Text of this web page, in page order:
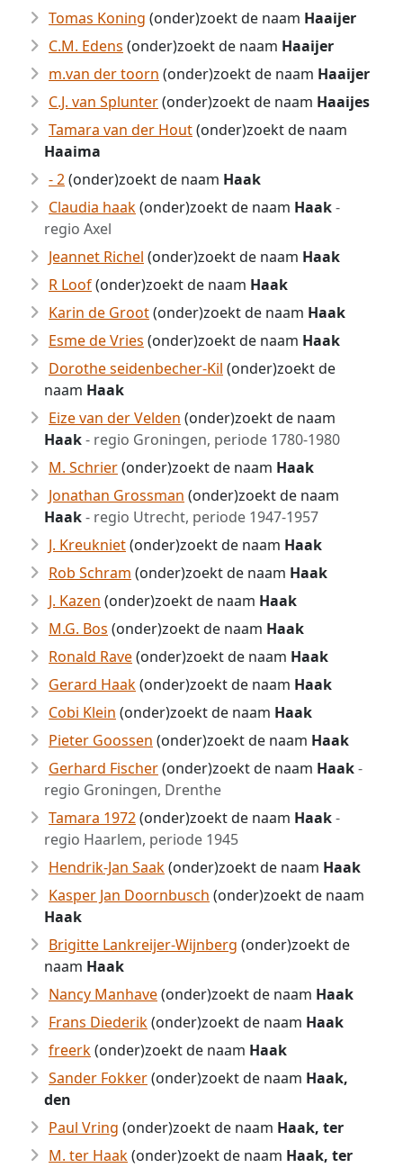
Tomas Koning (onder)zoekt de naam Haaijer
C.M. Edens (onder)zoekt de naam Haaijer
m.van der toorn (onder)zoekt de naam Haaijer
C.J. van Splunter(onder)zoekt de naam Haaijes
Tamara van der Hout(onder)zoekt de naam
Haaima
- 2(onder)zoekt de naam Haak
Claudia haak(onder)zoekt de naam Haak-
regio Axel
Jeannet Richel (onder)zoekt de naam Haak
R Loof(onder)zoekt de naam Haak
Karin de Groot(onder)zoekt de naam Haak
Esme de Vries (onder)zoekt de naam Haak
Dorothe seidenbecher-Kil (onder)zoekt de
naam Haak
Eize van der Velden (onder)zoekt de naam
Haak- regio Groningen, periode 1780-1980
M. Schrier(onder)zoekt de naam Haak
Jonathan Grossman (onder)zoekt de naam
Haak- regio Utrecht, periode 1947-1957
J. Kreukniet(onder)zoekt de naam Haak
Rob Schram (onder)zoekt de naam Haak
J. Kazen (onder)zoekt de naam Haak
M.G. Bos (onder)zoekt de naam Haak
Ronald Rave(onder)zoekt de naam Haak
Gerard Haak(onder)zoekt de naam Haak
Cobi Klein (onder)zoekt de naam Haak
Pieter Goossen (onder)zoekt de naam Haak
Gerhard Fischer(onder)zoekt de naam Haak-
regio Groningen, Drenthe
Tamara 1972(onder)zoekt de naam Haak-
regio Haarlem, periode 1945
Hendrik-Jan Saak(onder)zoekt de naam Haak
Kasper Jan Doornbusch (onder)zoekt de naam
Haak
Brigitte Lankreijer-Wijnberg (onder)zoekt de
naam Haak
Nancy Manhave(onder)zoekt de naam Haak
Frans Diederik(onder)zoekt de naam Haak
freerk(onder)zoekt de naam Haak
Sander Fokker(onder)zoekt de naam Haak,
den
Paul Vring (onder)zoekt de naam Haak, ter
M. ter Haak(onder)zoekt de naam Haak, ter